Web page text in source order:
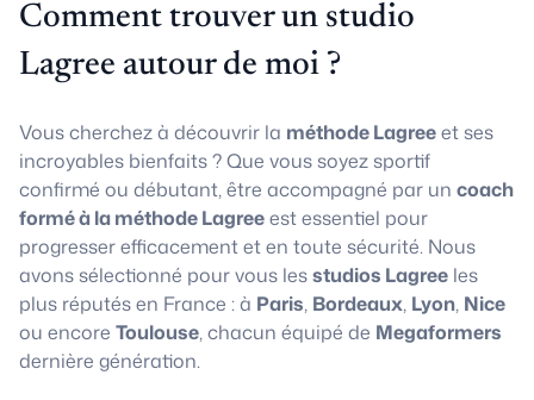
Comment trouver un studio
Lagree autour de moi ?
Vous cherchez à découvrir la méthode Lagreeet ses
incroyables bienfaits ? Que vous soyez sportif
confirmé ou débutant, être accompagné par un coach
formé à la méthode Lagreeest essentiel pour
progresser efficacement et en toute sécurité. Nous
avons sélectionné pour vous lesstudios Lagree les
plus réputés en France : à Paris, Bordeaux, Lyon, Nice
ou encore Toulouse, chacun équipé de Megaformers
dernière génération.